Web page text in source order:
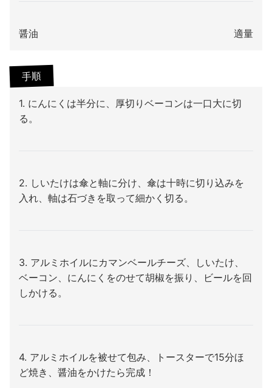
醤油 適量
手順
1. にんにくは半分に、厚切りベーコンは一口大に切
る。
2. しいたけは傘と軸に分け、傘は十時に切り込みを
入れ、軸は石づきを取って細かく切る。
3. アルミホイルにカマンベールチーズ、しいたけ、
ベーコン、にんにくをのせて胡椒を振り、ビールを回
しかける。
4. アルミホイルを被せて包み、トースターで15分ほ
ど焼き、醤油をかけたら完成！